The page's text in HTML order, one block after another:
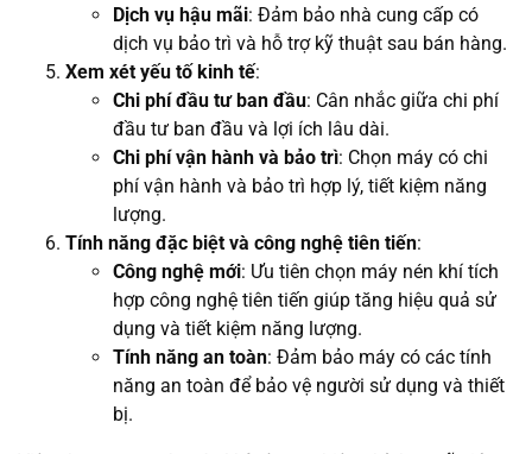
Dịch vụ hậu mãi: Đảm bảo nhà cung cấp có
dịch vụ bảo trì và hỗ trợ kỹ thuật sau bán hàng.
Xem xét yếu tố kinh tế:
Chi phí đầu tư ban đầu: Cân nhắc giữa chi phí
đầu tư ban đầu và lợi ích lâu dài.
Chi phí vận hành và bảo trì: Chọn máy có chi
phí vận hành và bảo trì hợp lý, tiết kiệm năng
lượng.
Tính năng đặc biệt và công nghệ tiên tiến:
Công nghệ mới: Ưu tiên chọn máy nén khí tích
hợp công nghệ tiên tiến giúp tăng hiệu quả sử
dụng và tiết kiệm năng lượng.
Tính năng an toàn: Đảm bảo máy có các tính
năng an toàn để bảo vệ người sử dụng và thiết
bị.